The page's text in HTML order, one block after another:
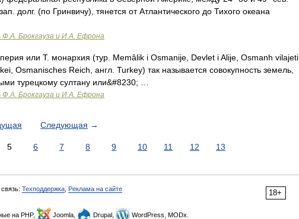
долг. (по Гринвичу), тянется от Атлантического до Тихого океана
Ф.А. Брокгауза и И.А. Ефрона
или Т. монархия (тур. Memâlik i Osmanije, Devlet i Alije, Osmanh vilajeti,
Osmanisches Reich, англ. Turkey) так называется совокупность земель,
турецкому султану или&#8230; …
Ф.А. Брокгауза и И.А. Ефрона
Следующая →
5 6 7 8 9 10 11 12 13
18+
Техподдержка Реклама на сайте
на PHP, Joomla, Drupal, WordPress, MODx.